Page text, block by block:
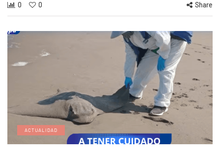
0 0 Share
ACTUALIDAD